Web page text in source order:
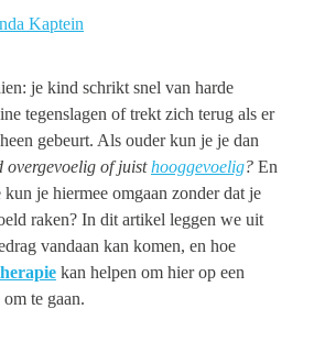
Kaptein
je kind schrikt snel van harde
tegenslagen of trekt zich terug als er
gebeurt. Als ouder kun je je dan
overgevoelig of juisthooggevoelig? En
je hiermee omgaan zonder dat je
raken? In dit artikel leggen we uit
vandaan kan komen, en hoe
kan helpen om hier op een
te gaan.